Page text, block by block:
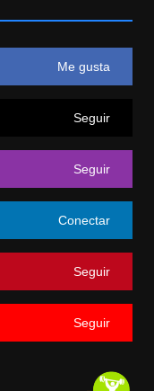
Me gusta
Seguir
Seguir
Conectar
Seguir
Seguir